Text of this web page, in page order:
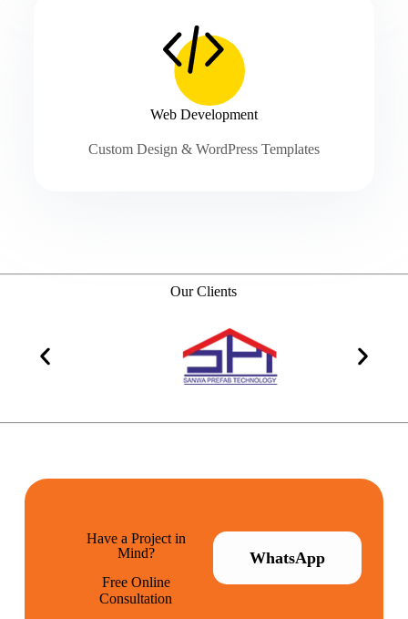
Web Development
Custom Design & WordPress Templates
Our Clients
Have a Project in
Mind?
Free Online
Consultation
WhatsApp